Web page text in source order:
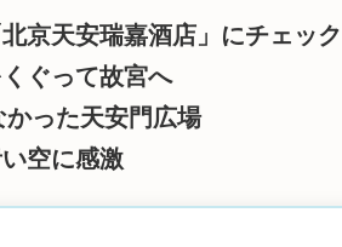
京天安瑞嘉酒店」にチェッ
ぐって故宮へ
かった天安門広場
空に感激